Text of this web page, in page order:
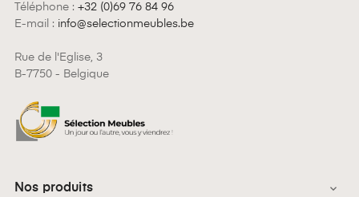
Téléphone : +32 (0)69 76 84 96
E-mail : info@selectionmeubles.be
Rue de l'Eglise, 3
B-7750 - Belgique
Nos produits 